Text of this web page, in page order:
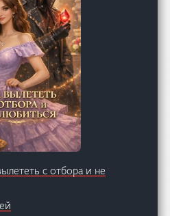
с отбора и не